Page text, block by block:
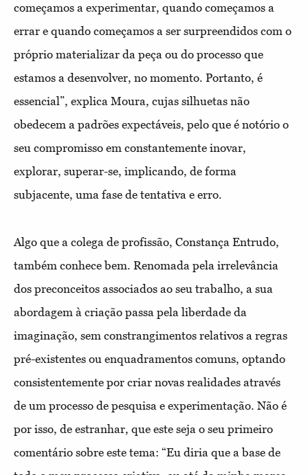
começamos a experimentar, quando começamos a
errar e quando começamos a ser surpreendidos com o
próprio materializar da peça ou do processo que
estamos a desenvolver, no momento. Portanto, é
essencial”, explica Moura, cujas silhuetas não
obedecem a padrões expectáveis, pelo que é notório o
seu compromisso em constantemente inovar,
explorar, superar-se, implicando, de forma
subjacente, uma fase de tentativa e erro.
Algo que a colega de profissão, Constança Entrudo,
também conhece bem. Renomada pela irrelevância
dos preconceitos associados ao seu trabalho, a sua
abordagem à criação passa pela liberdade da
imaginação, sem constrangimentos relativos a regras
pré-existentes ou enquadramentos comuns, optando
consistentemente por criar novas realidades através
de um processo de pesquisa e experimentação. Não é
por isso, de estranhar, que este seja o seu primeiro
comentário sobre este tema: “Eu diria que a base de